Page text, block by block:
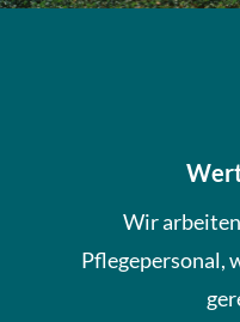
Wir
Pflegepersonal,